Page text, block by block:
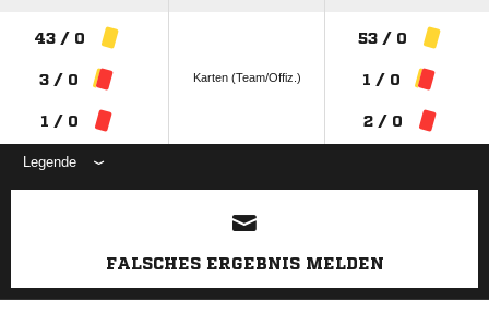
43 / 0
3 / 0
1 / 0
Karten (Team/Offiz.)
53 / 0
1 / 0
2 / 0
Legende
ANZEIGE
FALSCHES ERGEBNIS MELDEN